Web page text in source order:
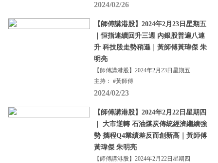
2024/02/26
【師傅講港股】2024年2月23日星期五
｜恒指連續回升三週 內銀股普遍八連
升 科技股走勢稍遜｜黃師傅黃瑋傑 朱
明亮
【師傅講港股】2024年2月23日星期五
主持： #黃師傅
2024/02/23
【師傅講港股】2024年2月22日星期四
｜ 大市逆轉 石油煤炭傳統經濟繼續強
勢 攜程Q4業績差反而創新高｜黃師傅
黃瑋傑 朱明亮
【師傅講港股】2024年2月22日星期四